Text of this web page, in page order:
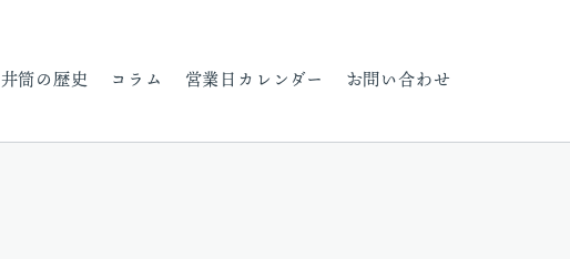
井筒の歴史 コラム 営業日カレンダー お問い合わせ